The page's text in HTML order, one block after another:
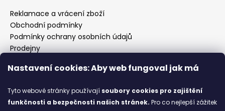
Nastavení cookies: Aby web fungoval jak má
Tyto webové stránky používají soubory cookies pro zajištění
funkčnosti a bezpečnosti našich stránek. Pro co nejlepší zážitek
Reklamace a vrácení zboží
Obchodní podmínky
Podmínky ochrany osobních údajů
Prodejny
Značky